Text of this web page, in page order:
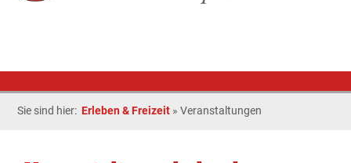
Sie sind hier: Erleben & Freizeit »Veranstaltungen